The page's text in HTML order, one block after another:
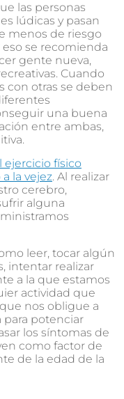
las personas
lúdicas y pasan
menos de riesgo
se recomienda
gente nueva,
Cuando
con otras se deben
una buena
entre ambas,
ejercicio físico
la vejez. Al realizar
cerebro,
alguna
leer, tocar algún
intentar realizar
a la que estamos
actividad que
nos obligue a
para potenciar
los síntomas de
como factor de
de la edad de la